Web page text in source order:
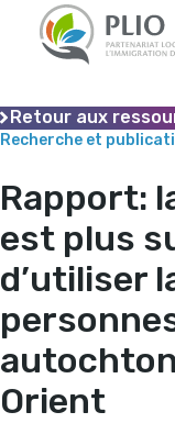
Content
contenu
Retour aux
Recherche et
Rapport:
est plus
d’utiliser
Orient